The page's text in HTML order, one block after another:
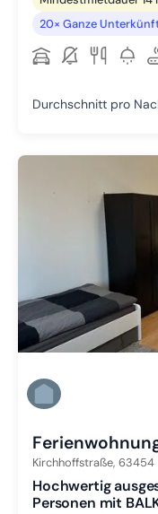
20× Ganze
Durchschnitt pro
Kirchhoffstraße, 63454
Hochwertig
Personen mit